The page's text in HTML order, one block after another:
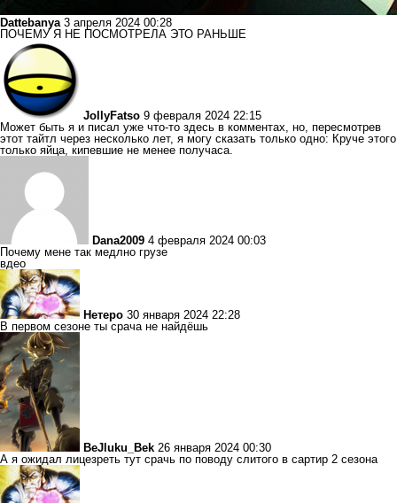
Dattebanya 3 апреля 2024 00:28
ПОЧЕМУ Я НЕ ПОСМОТРЕЛА ЭТО РАНЬШЕ
JollyFatso 9 февраля 2024 22:15
Может быть я и писал уже что-то здесь в комментах, но, пересмотрев
этот тайтл через несколько лет, я могу сказать только одно: Круче этого
только яйца, кипевшие не менее получаса.
Dana2009 4 февраля 2024 00:03
Почему мене так медлно грузе
вдео
Нетеро 30 января 2024 22:28
В первом сезоне ты срача не найдёшь
BeJluku_Bek 26 января 2024 00:30
А я ожидал лицезреть тут срачь по поводу слитого в сартир 2 сезона